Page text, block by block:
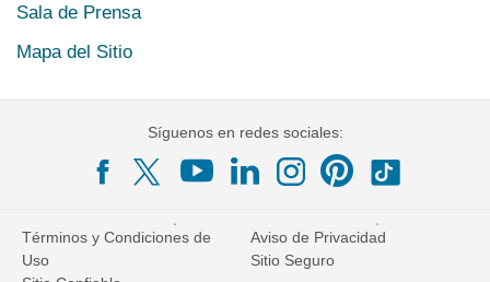
Sala de Prensa
Mapa del Sitio
Síguenos en redes sociales:
Términos y Condiciones de
Uso
Aviso de Privacidad
Sitio Seguro